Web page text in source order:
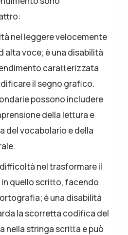
nel leggere velocemente
alta voce; è una disabilità
caratterizzata
il segno grafico.
possono includere
della lettura e
del vocabolario e della
difficoltà nel trasformare il
quello scritto, facendo
è una disabilità
la scorretta codifica del
nella stringa scritta e può